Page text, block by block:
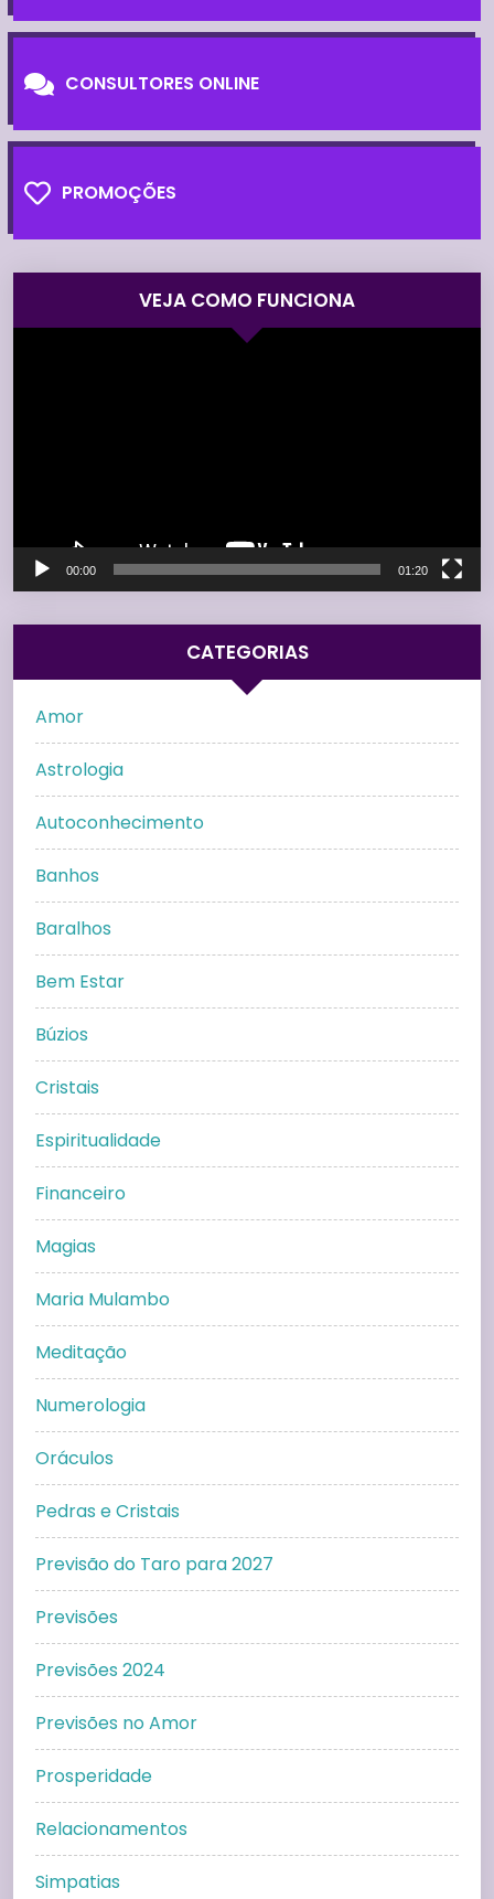
CONSULTORES ONLINE
PROMOÇÕES
VEJA COMO FUNCIONA
00:00 01:20
CATEGORIAS
Amor
Astrologia
Autoconhecimento
Banhos
Baralhos
Bem Estar
Búzios
Cristais
Espiritualidade
Financeiro
Magias
Maria Mulambo
Meditação
Numerologia
Oráculos
Pedras e Cristais
Previsão do Taro para 2027
Previsões
Previsões 2024
Previsões no Amor
Prosperidade
Relacionamentos
Simpatias